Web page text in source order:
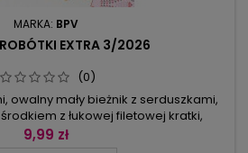
MARKA: BPV
EXTRA 3/2026
(0)
owalny mały bieżnik z serduszkami,
z łukowej filetowej kratki,
pasem w centralnej osi
9,99 zł